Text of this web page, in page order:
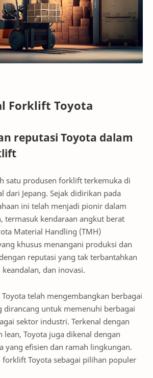
Forklift Toyota
reputasi Toyota dalam
satu produsen forklift terkemuka di
dari Jepang. Sejak didirikan pada
ini telah menjadi pionir dalam
termasuk kendaraan angkut berat
Material Handling (TMH)
khusus menangani produksi dan
reputasi yang tak terbantahkan
dan inovasi.
telah mengembangkan berbagai
untuk memenuhi berbagai
sektor industri. Terkenal dengan
Toyota juga dikenal dengan
yang efisien dan ramah lingkungan.
Toyota sebagai pilihan populer